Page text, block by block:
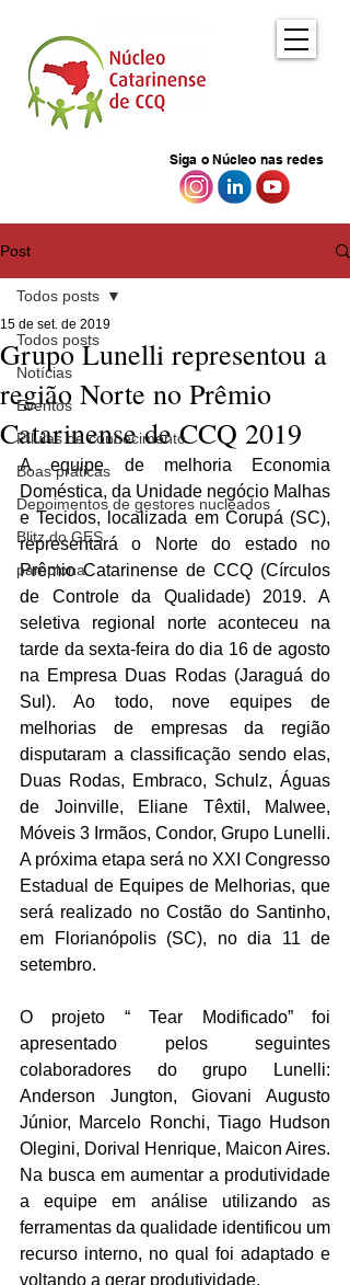
Siga o Núcleo nas redes
Post
Todos posts
Notícias
Eventos
Pílulas de conhecimento
Boas práticas
Depoimentos de gestores nucleados
Blitz do GES
pamplona
Todos posts
Grupo Lunelli representou a
região Norte no Prêmio
Catarinense de CCQ 2019
15 de set. de 2019
A equipe de melhoria Economia
Doméstica, da Unidade negócio Malhas
e Tecidos, localizada em Corupá (SC),
representará o Norte do estado no
Prêmio Catarinense de CCQ (Círculos
de Controle da Qualidade) 2019. A
seletiva regional norte aconteceu na
tarde da sexta-feira do dia 16 de agosto
na Empresa Duas Rodas (Jaraguá do
Sul). Ao todo, nove equipes de
melhorias de empresas da região
disputaram a classificação sendo elas,
Duas Rodas, Embraco, Schulz, Águas
de Joinville, Eliane Têxtil, Malwee,
Móveis 3 Irmãos, Condor, Grupo Lunelli.
A próxima etapa será no XXI Congresso
Estadual de Equipes de Melhorias, que
será realizado no Costão do Santinho,
em Florianópolis (SC), no dia 11 de
setembro.
O projeto “ Tear Modificado” foi
apresentado pelos seguintes
colaboradores do grupo Lunelli:
Anderson Jungton, Giovani Augusto
Júnior, Marcelo Ronchi, Tiago Hudson
Olegini, Dorival Henrique, Maicon Aires.
Na busca em aumentar a produtividade
a equipe em análise utilizando as
ferramentas da qualidade identificou um
recurso interno, no qual foi adaptado e
voltando a gerar produtividade.